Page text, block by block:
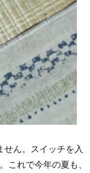
ん。スイッチを入
れで今年の夏も、